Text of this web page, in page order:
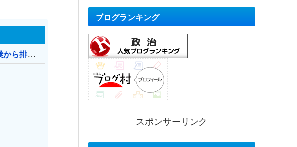
共産党「これは酷い…京都市でマイナンバーカードを持たない29万人がポイント給付事業から排除された」
ブログランキング
スポンサーリンク